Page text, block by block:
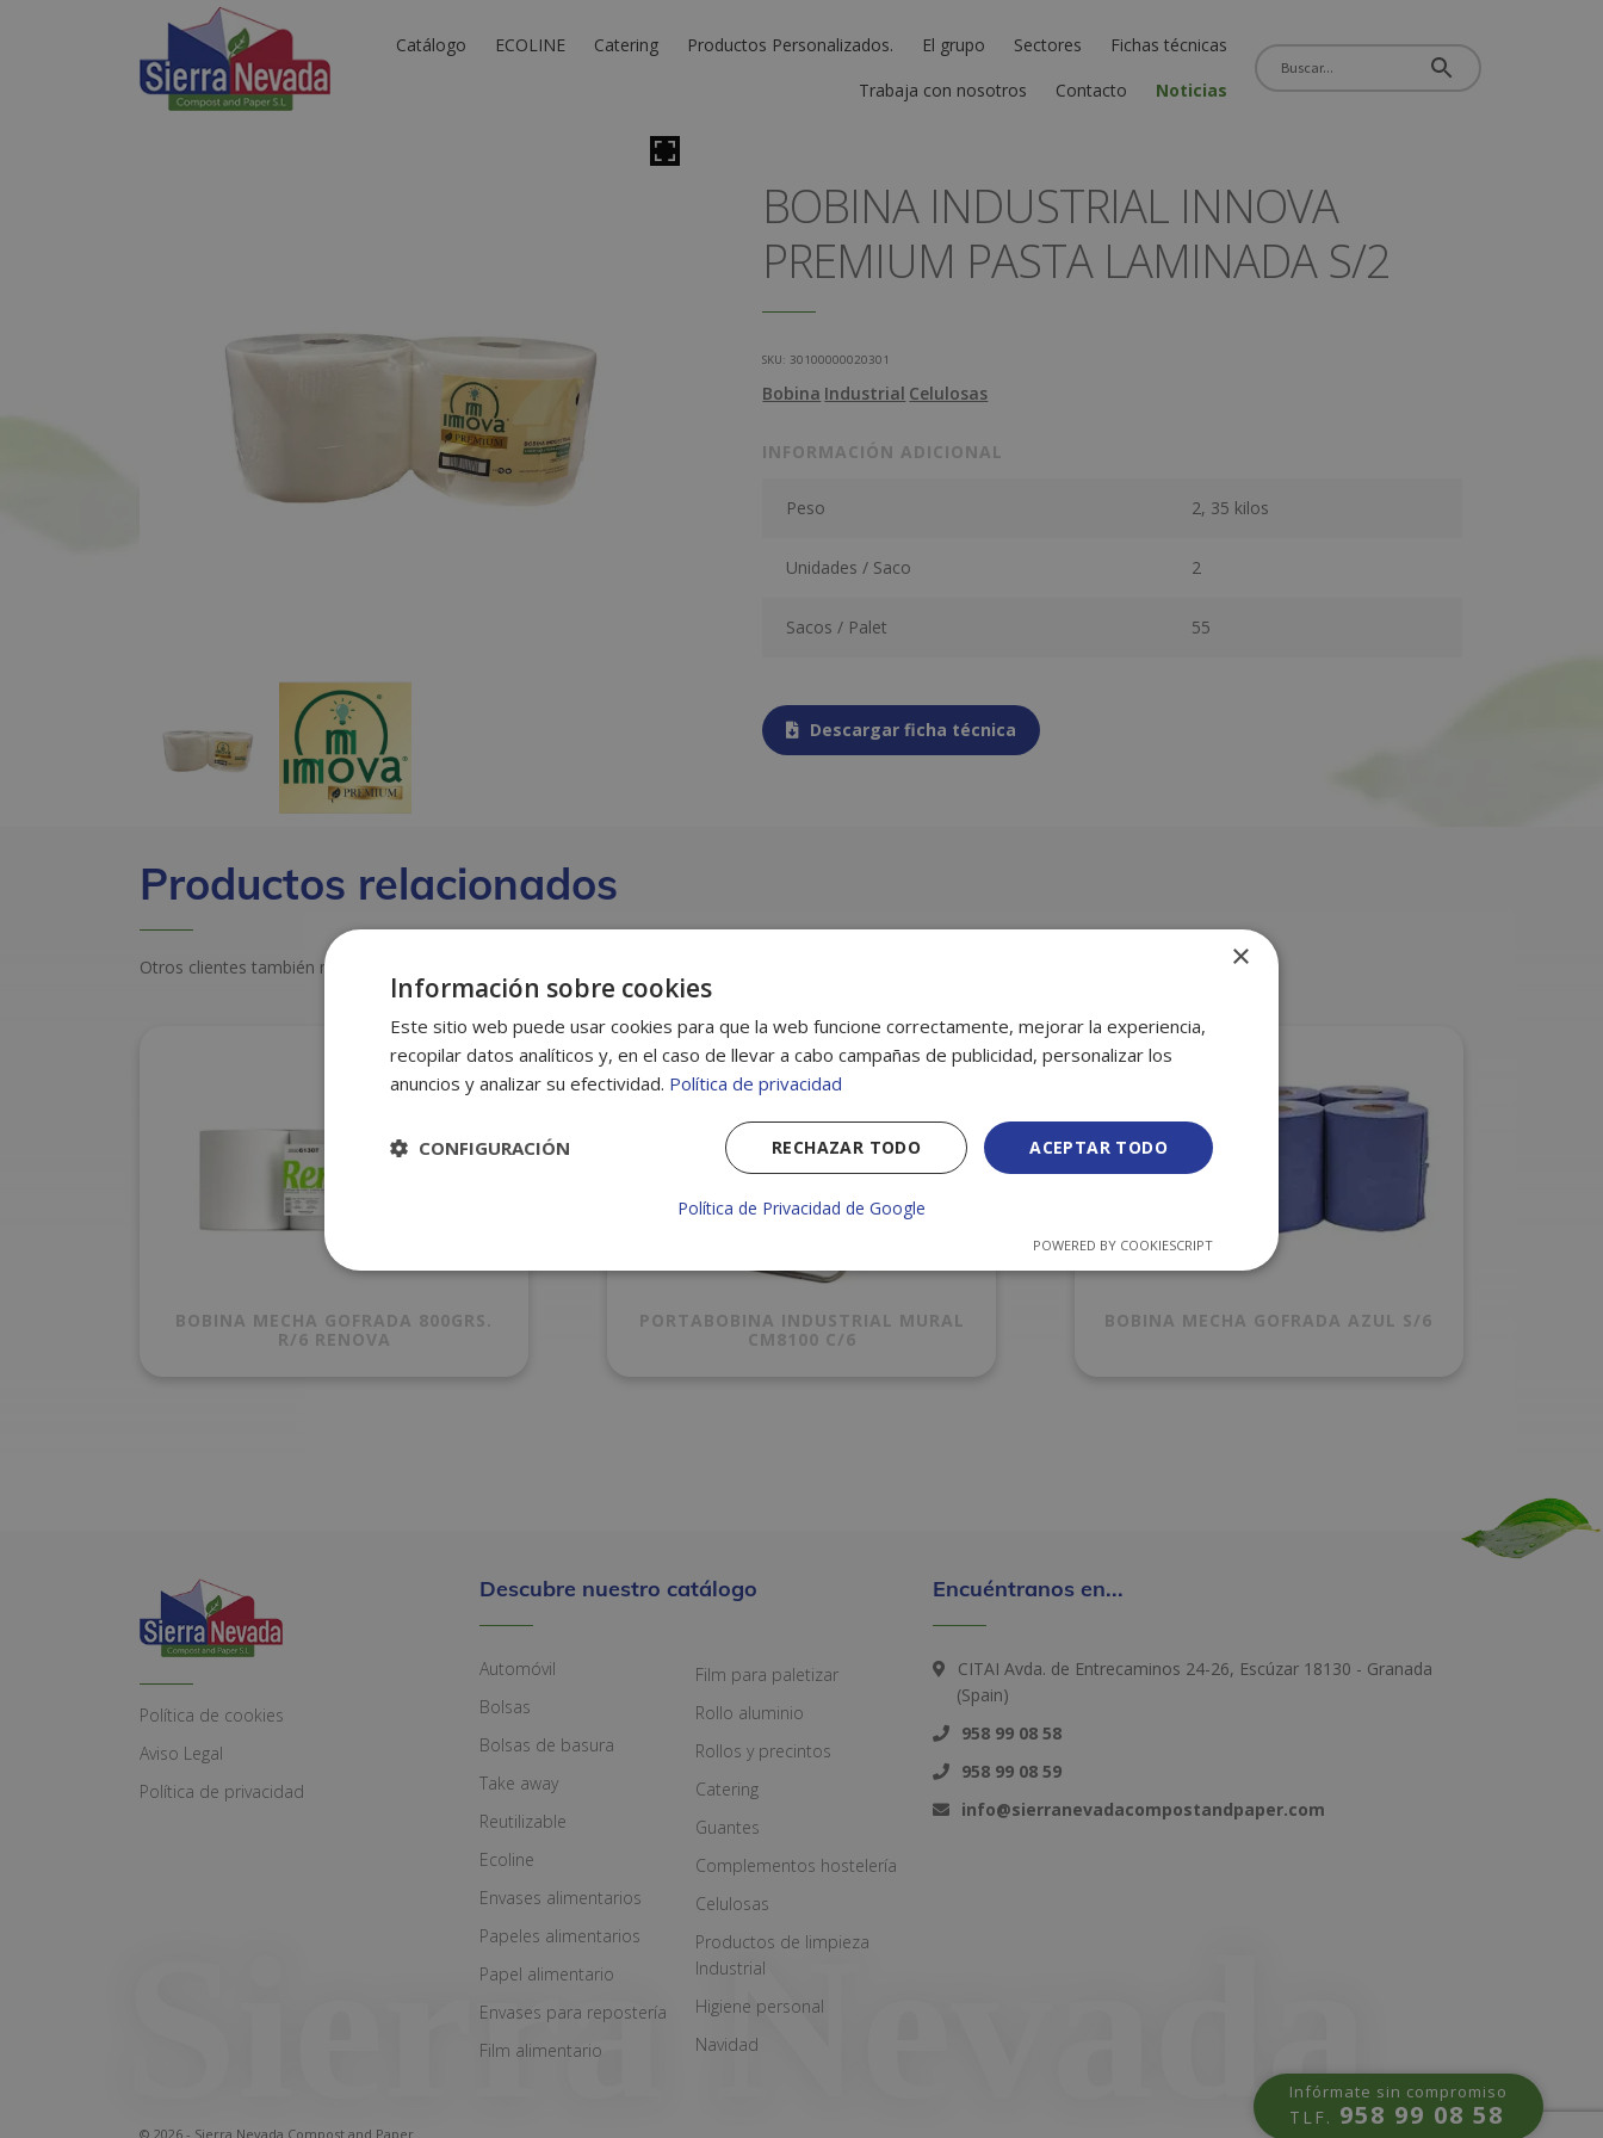
Catálogo ECOLINE Catering Productos Personalizados. El grupo Sectores
Fichas técnicas
Trabaja con nosotros
Contacto Noticias
Infórmate sin compromiso
TLF. 958 99 08 58
BOBINA INDUSTRIAL INNOVA
PREMIUM PASTA LAMINADA S/2
SKU: 30100000020301
Bobina Industrial Celulosas
INFORMACIÓN ADICIONAL
Peso 2, 35 kilos
Unidades / Saco 2
Sacos / Palet 55
Descargar ficha técnica
Productos relacionados
Otros clientes también miraron estos productos
BOBINA MECHA GOFRADA 800GRS.
R/6 RENOVA
PORTABOBINA INDUSTRIAL MURAL
CM8100 C/6
BOBINA MECHA GOFRADA AZUL S/6
Política de cookies
Aviso Legal
Política de privacidad
Descubre nuestro catálogo
Automóvil
Bolsas
Bolsas de basura
Take away
Reutilizable
Ecoline
Envases alimentarios
Papeles alimentarios
Papel alimentario
Envases para repostería
Film alimentario
Film para paletizar
Rollo aluminio
Rollos y precintos
Catering
Guantes
Complementos hostelería
Celulosas
Productos de limpieza
Industrial
Higiene personal
Navidad
Encuéntranos en...
CITAI Avda. de Entrecaminos 24-26, Escúzar 18130 - Granada
(Spain)
958 99 08 58
958 99 08 59
info@sierranevadacompostandpaper.com
© 2026 - Sierra Nevada Compost and Paper
×
Información sobre cookies
Este sitio web puede usar cookies para que la web funcione correctamente, mejorar la experiencia,
recopilar datos analíticos y, en el caso de llevar a cabo campañas de publicidad, personalizar los
anuncios y analizar su efectividad. Política de privacidad
ACEPTAR TODO
RECHAZAR TODO
CONFIGURACIÓN
Política de Privacidad de Google
POWERED BY COOKIESCRIPT